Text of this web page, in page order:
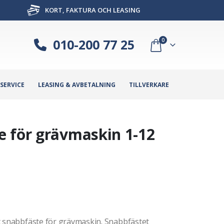
KORT, FAKTURA OCH LEASING
010-200 77 25 0
LEASING & AVBETALNING TILLVERKARE
för grävmaskin 1-12
för grävmaskin. Snabbfästet